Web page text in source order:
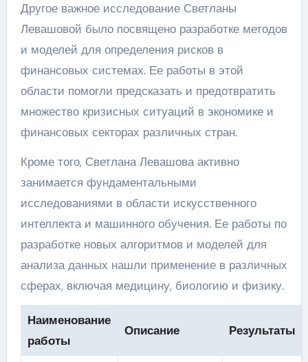
Другое важное исследование Светланы
Левашовой было посвящено разработке методов
и моделей для определения рисков в
финансовых системах. Ее работы в этой
области помогли предсказать и предотвратить
множество кризисных ситуаций в экономике и
финансовых секторах различных стран.
Кроме того, Светлана Левашова активно
занимается фундаментальными
исследованиями в области искусственного
интеллекта и машинного обучения. Ее работы по
разработке новых алгоритмов и моделей для
анализа данных нашли применение в различных
сферах, включая медицину, биологию и физику.
Наименование
работы
Описание Результаты